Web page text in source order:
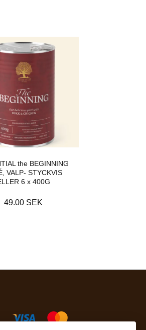
the BEGINNING
VALP- STYCKVIS
6 x 400G
49.00 SEK